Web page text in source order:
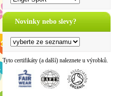
Novinky nebo slevy?
Tyto certifikáty (a další) naleznete u výrobků.